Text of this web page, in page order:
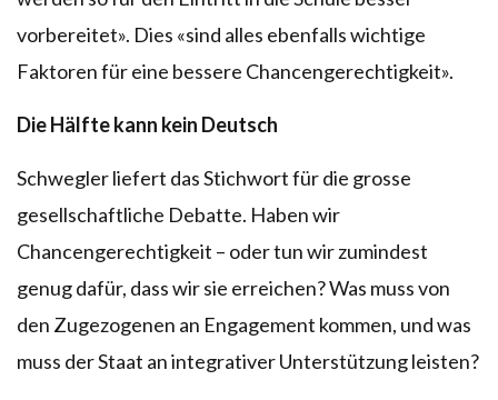
vorbereitet». Dies «sind alles ebenfalls wichtige
Faktoren für eine bessere Chancengerechtigkeit».
Die Hälfte kann kein Deutsch
Schwegler liefert das Stichwort für die grosse
gesellschaftliche Debatte. Haben wir
Chancengerechtigkeit – oder tun wir zumindest
genug dafür, dass wir sie erreichen? Was muss von
den Zugezogenen an Engagement kommen, und was
muss der Staat an integrativer Unterstützung leisten?